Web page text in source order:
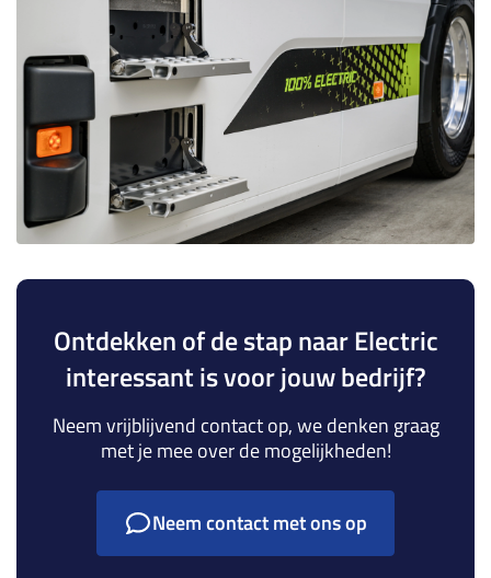
Ontdekken of de stap naar Electric
interessant is voor jouw bedrijf?
Neem vrijblijvend contact op, we denken graag
met je mee over de mogelijkheden!
Neem contact met ons op